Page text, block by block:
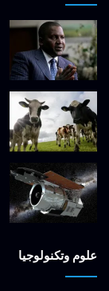
علوم وتكنولوجيا